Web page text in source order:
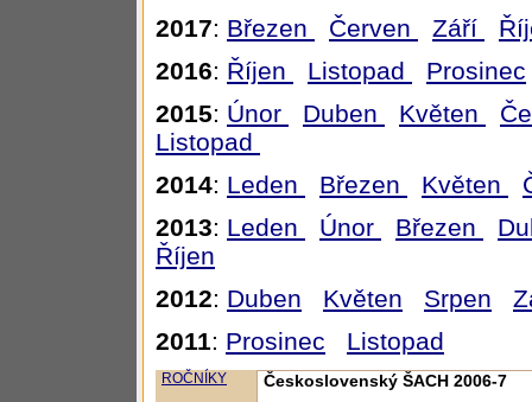
2017: Březen Červen Září
2016: Říjen Listopad
Prosinec
2015: Únor Duben Květen
Listopad
2014: Leden Březen Květen
2013: Leden Únor Březen
Říjen
2012: Duben Květen Srpen
2011: Prosinec Listopad
ROČNÍKY
Československý ŠACH 2006-7